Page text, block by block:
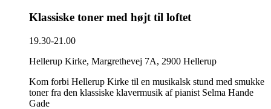
Klassiske toner med højt til loftet
19.30-21.00
Hellerup Kirke, Margrethevej 7A, 2900 Hellerup
Kom forbi Hellerup Kirke til en musikalsk stund med smukke
toner fra den klassiske klavermusik af pianist Selma Hande
Gade